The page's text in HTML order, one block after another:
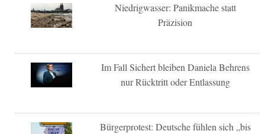
Niedrigwasser: Panikmache statt
Präzision
Im Fall Sichert bleiben Daniela Behrens
nur Rücktritt oder Entlassung
Bürgerprotest: Deutsche fühlen sich „bis